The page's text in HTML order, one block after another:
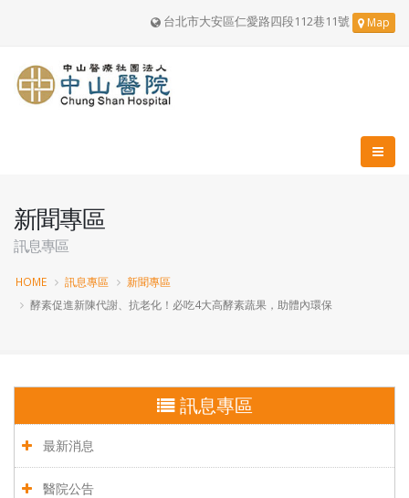
台北市大安區仁愛路四段112巷11號 Map
新聞專區
訊息專區
HOME 訊息專區
新聞專區
酵素促進新陳代謝、抗老化！必吃4大高酵素蔬果，助體內環保
訊息專區
最新消息
醫院公告